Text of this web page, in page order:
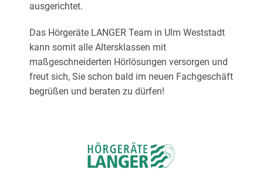
ausgerichtet.
Das Hörgeräte LANGER Team in Ulm Weststadt
kann somit alle Altersklassen mit
maßgeschneiderten Hörlösungen versorgen und
freut sich, Sie schon bald im neuen Fachgeschäft
begrüßen und beraten zu dürfen!